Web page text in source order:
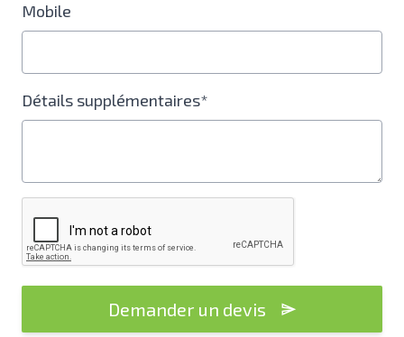
Mobile
Détails supplémentaires*
Demander un devis